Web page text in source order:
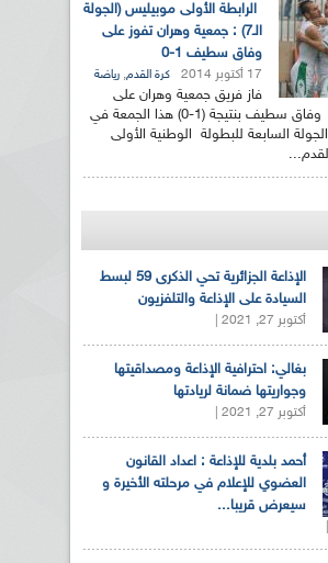
الرابطة الأولى موبيليس (الجولة
الـ7) : جمعية وهران تفوز على
وفاق سطيف 1-0
17 أكتوبر 2014 كرة القدم, رياضة
فاز فريق جمعية وهران على
حساب الضيف وفاق سطيف بنتيجة (1-0) هذا الجمعة في
السابعة للبطولة الوطنية الأولى
الإذاعة الجزائرية تحي الذكرى 59 لبسط
السيادة على الإذاعة والتلفزيون
أكتوبر 27, 2021 |
بغالي: احترافية الإذاعة ومصداقيتها
وجواريتها ضمانة لريادتها
أكتوبر 27, 2021 |
أحمد بلدية للإذاعة : اعداد القانون
العضوي للإعلام في مرحلته الأخيرة و
سيعرض قريبا...